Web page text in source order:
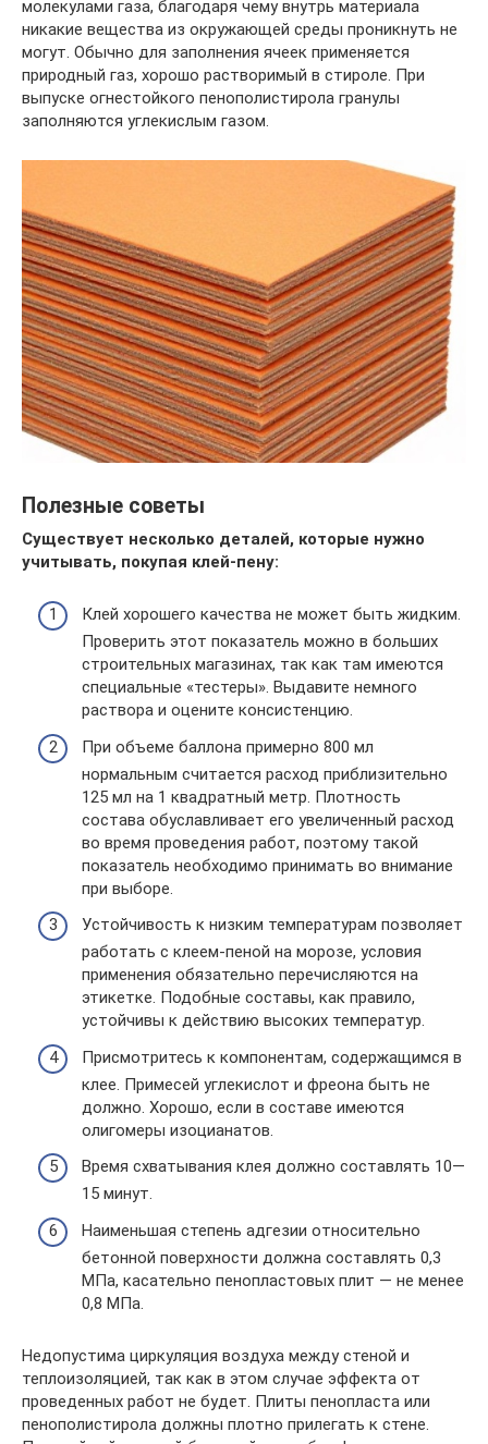
молекулами газа, благодаря чему внутрь материала
никакие вещества из окружающей среды проникнуть не
могут. Обычно для заполнения ячеек применяется
природный газ, хорошо растворимый в стироле. При
выпуске огнестойкого пенополистирола гранулы
заполняются углекислым газом.
Полезные советы
Существует несколько деталей, которые нужно
учитывать, покупая клей-пену:
Клей хорошего качества не может быть жидким.
Проверить этот показатель можно в больших
строительных магазинах, так как там имеются
специальные «тестеры». Выдавите немного
раствора и оцените консистенцию.
При объеме баллона примерно 800 мл
нормальным считается расход приблизительно
125 мл на 1 квадратный метр. Плотность
состава обуславливает его увеличенный расход
во время проведения работ, поэтому такой
показатель необходимо принимать во внимание
при выборе.
Устойчивость к низким температурам позволяет
работать с клеем-пеной на морозе, условия
применения обязательно перечисляются на
этикетке. Подобные составы, как правило,
устойчивы к действию высоких температур.
Присмотритесь к компонентам, содержащимся в
клее. Примесей углекислот и фреона быть не
должно. Хорошо, если в составе имеются
олигомеры изоцианатов.
Время схватывания клея должно составлять 10—
15 минут.
Наименьшая степень адгезии относительно
бетонной поверхности должна составлять 0,3
МПа, касательно пенопластовых плит — не менее
0,8 МПа.
Недопустима циркуляция воздуха между стеной и
теплоизоляцией, так как в этом случае эффекта от
проведенных работ не будет. Плиты пенопласта или
пенополистирола должны плотно прилегать к стене.